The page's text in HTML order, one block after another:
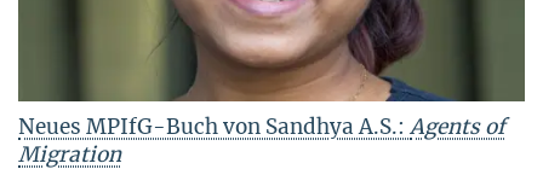
Neues MPIfG-Buch von Sandhya A.S.: Agents of
Migration